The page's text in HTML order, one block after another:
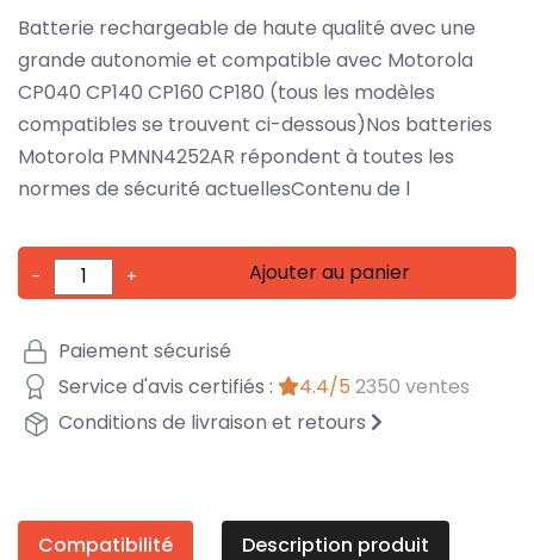
Batterie rechargeable de haute qualité avec une
grande autonomie et compatible avec Motorola
CP040 CP140 CP160 CP180 (tous les modèles
compatibles se trouvent ci-dessous)Nos batteries
Motorola PMNN4252AR répondent à toutes les
normes de sécurité actuellesContenu de l
- + Ajouter au panier
Paiement sécurisé
Service d'avis certifiés :
4.4/5 2350 ventes
Conditions de livraison et retours
Compatibilité Description produit